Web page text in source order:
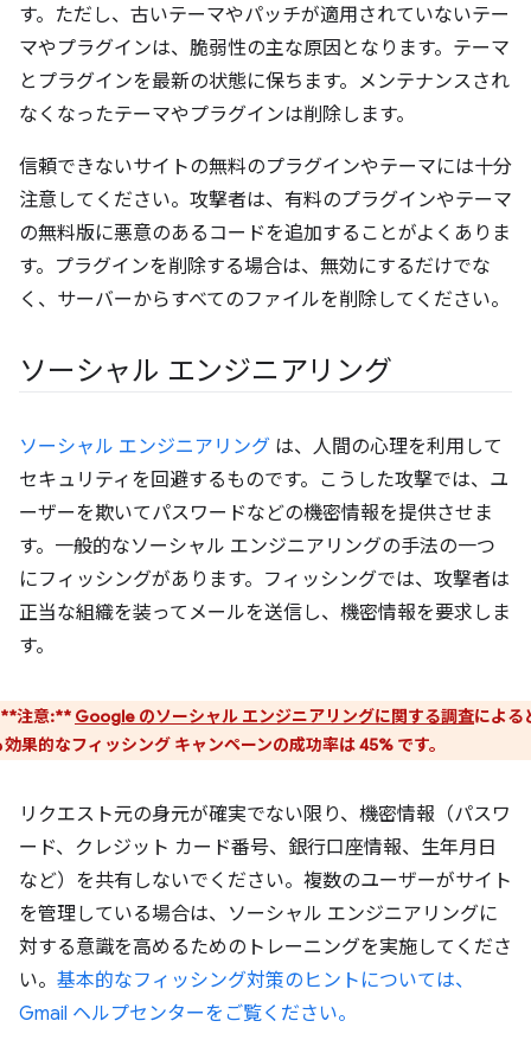
す。ただし、古いテーマやパッチが適用されていないテー
マやプラグインは、脆弱性の主な原因となります。テーマ
とプラグインを最新の状態に保ちます。メンテナンスされ
なくなったテーマやプラグインは削除します。
信頼できないサイトの無料のプラグインやテーマには十分
注意してください。攻撃者は、有料のプラグインやテーマ
の無料版に悪意のあるコードを追加することがよくありま
す。プラグインを削除する場合は、無効にするだけでな
く、サーバーからすべてのファイルを削除してください。
ソーシャル エンジニアリング
ソーシャル エンジニアリング は、人間の心理を利用して
セキュリティを回避するものです。こうした攻撃では、ユ
ーザーを欺いてパスワードなどの機密情報を提供させま
す。一般的なソーシャル エンジニアリングの手法の一つ
にフィッシングがあります。フィッシングでは、攻撃者は
正当な組織を装ってメールを送信し、機密情報を要求しま
す。
**注意:** Google のソーシャル エンジニアリングに関する調査による
果的なフィッシング キャンペーンの成功率は 45% です。
リクエスト元の身元が確実でない限り、機密情報（パスワ
ード、クレジット カード番号、銀行口座情報、生年月日
など）を共有しないでください。複数のユーザーがサイト
を管理している場合は、ソーシャル エンジニアリングに
対する意識を高めるためのトレーニングを実施してくださ
い。 基本的なフィッシング対策のヒントについては、
Gmail ヘルプセンターをご覧ください。